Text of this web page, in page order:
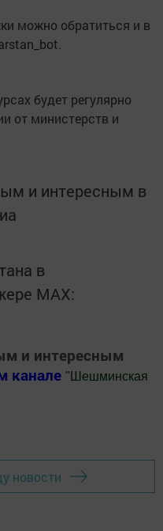
можно обратиться и в
будет регулярно
от министерств и
и интересным в
в
MАХ:
и интересным
канале " Шешминская
новости